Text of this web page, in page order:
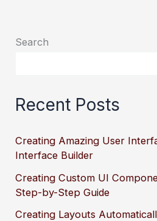
Search
Recent Posts
Creating Amazing User
Interface Builder
Creating Custom UI
Step-by-Step Guide
Creating Layouts